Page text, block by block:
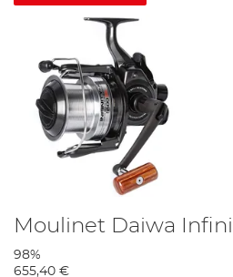
Moulinet Daiwa
98%
655,40 €